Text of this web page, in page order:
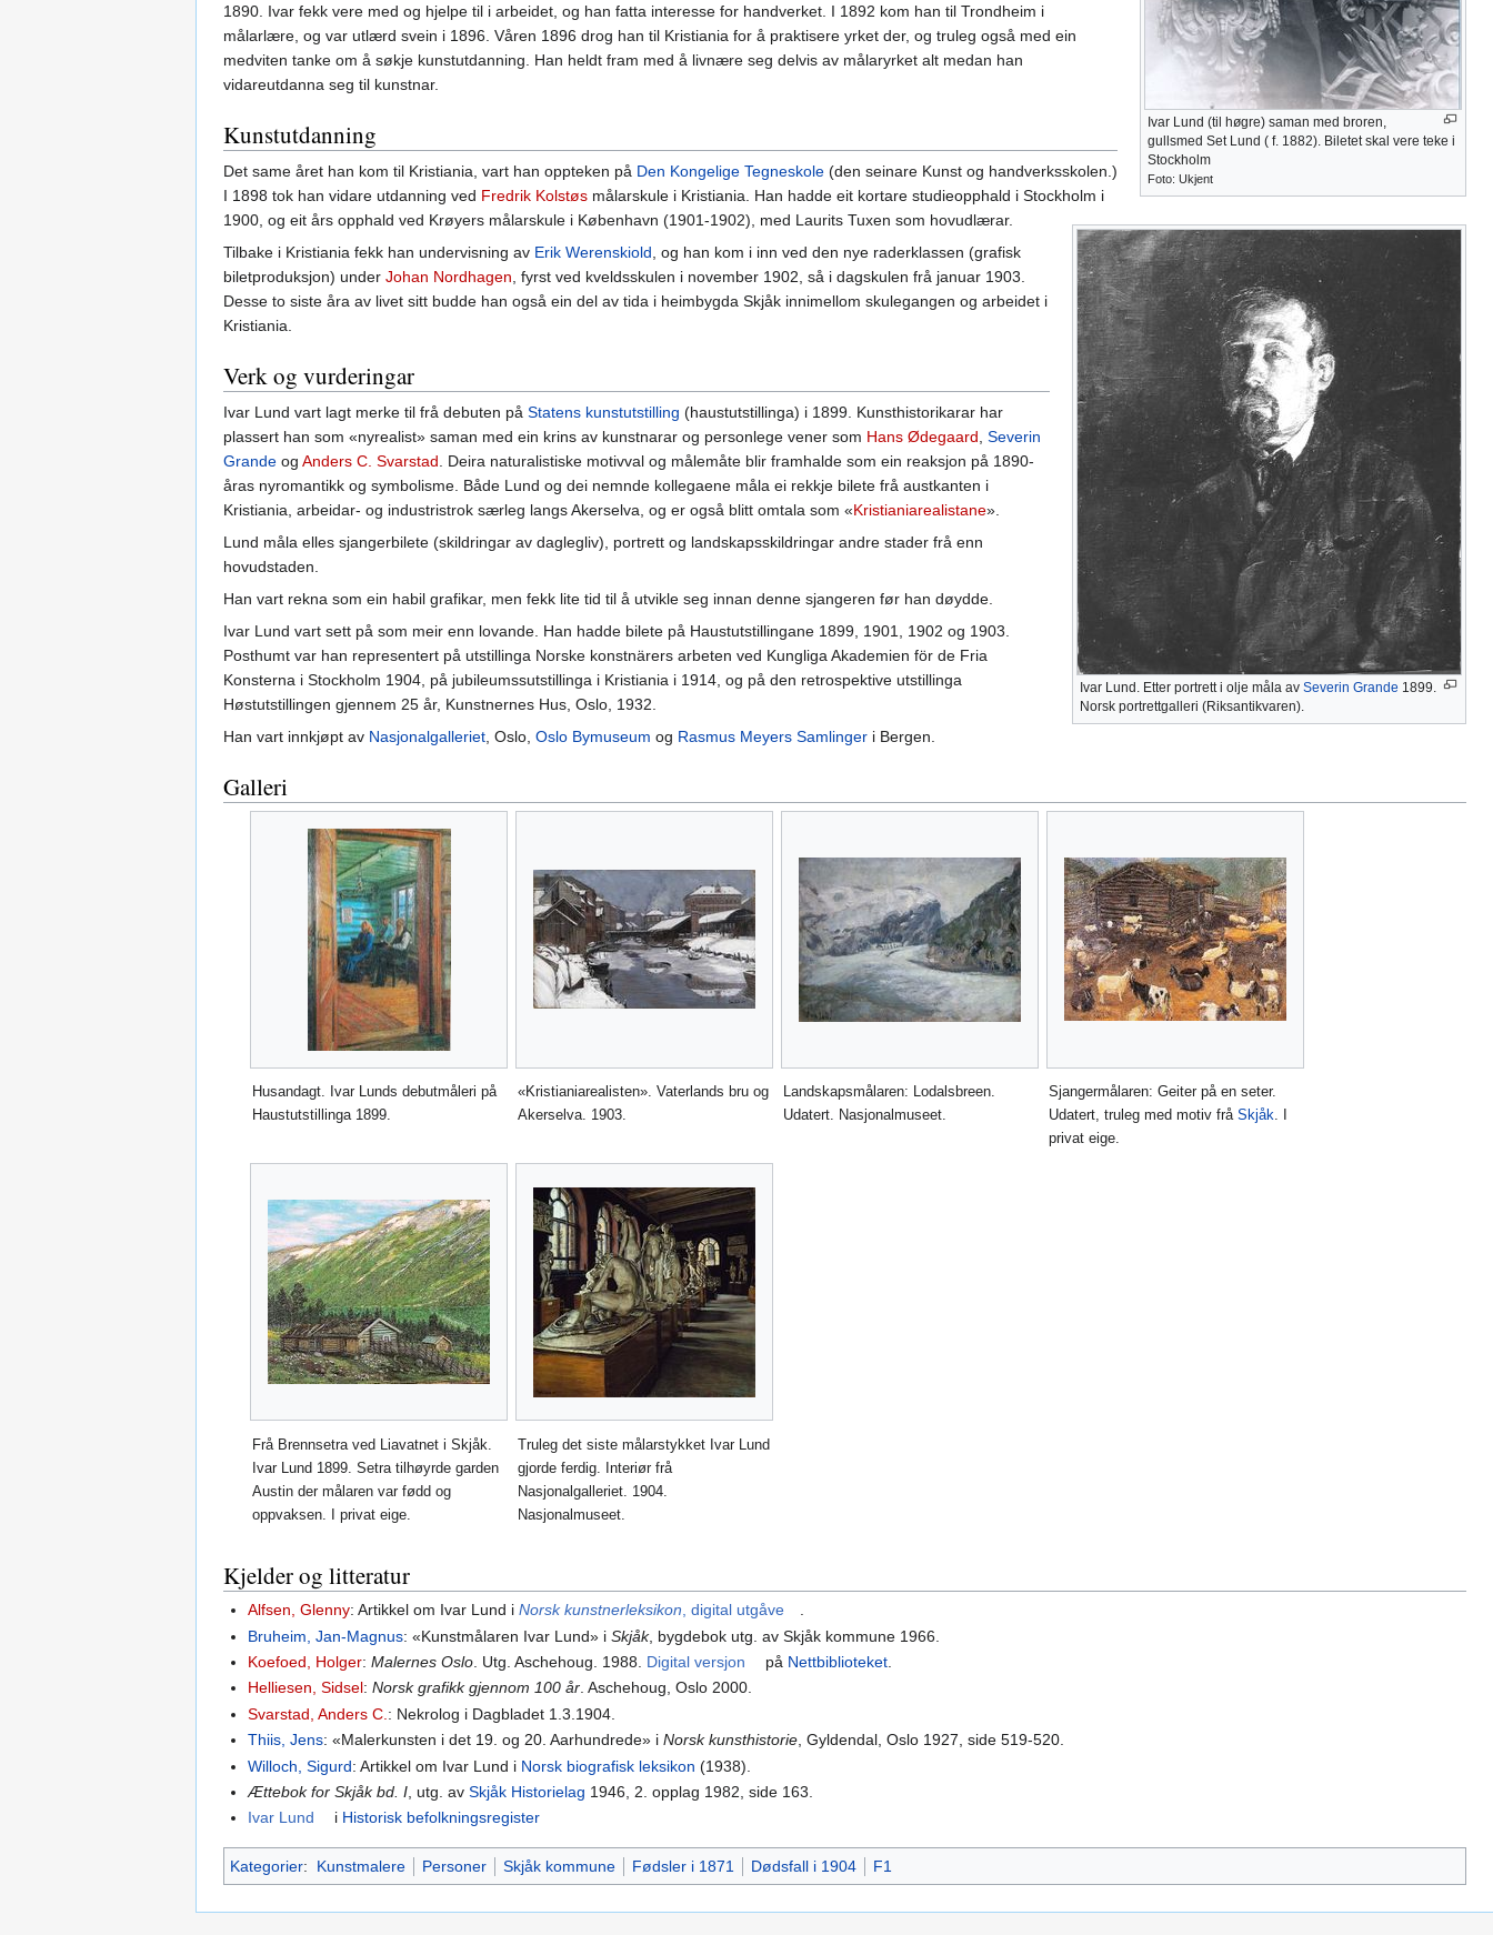
Ivar Lund (til høgre) saman med broren,
gullsmed Set Lund ( f. 1882). Biletet skal vere teke i
Stockholm
Foto: Ukjent
Ivar Lund. Etter portrett i olje måla av Severin Grande 1899.
Norsk portrettgalleri (Riksantikvaren).
1890. Ivar fekk vere med og hjelpe til i arbeidet, og han fatta interesse for handverket. I 1892 kom han til Trondheim i
målarlære, og var utlærd svein i 1896. Våren 1896 drog han til Kristiania for å praktisere yrket der, og truleg også med ein
medviten tanke om å søkje kunstutdanning. Han heldt fram med å livnære seg delvis av målaryrket alt medan han
vidareutdanna seg til kunstnar.
Kunstutdanning
Det same året han kom til Kristiania, vart han oppteken på Den Kongelige Tegneskole (den seinare Kunst og handverksskolen.)
I 1898 tok han vidare utdanning ved Fredrik Kolstøs målarskule i Kristiania. Han hadde eit kortare studieopphald i Stockholm i
1900, og eit års opphald ved Krøyers målarskule i København (1901-1902), med Laurits Tuxen som hovudlærar.
Tilbake i Kristiania fekk han undervisning av Erik Werenskiold , og han kom i inn ved den nye raderklassen (grafisk
biletproduksjon) under Johan Nordhagen , fyrst ved kveldsskulen i november 1902, så i dagskulen frå januar 1903.
Desse to siste åra av livet sitt budde han også ein del av tida i heimbygda Skjåk innimellom skulegangen og arbeidet i
Kristiania.
Verk og vurderingar
Ivar Lund vart lagt merke til frå debuten på Statens kunstutstilling (haustutstillinga) i 1899. Kunsthistorikarar har
plassert han som «nyrealist» saman med ein krins av kunstnarar og personlege vener som Hans Ødegaard Severin
Grande og Anders C. Svarstad . Deira naturalistiske motivval og målemåte blir framhalde som ein reaksjon på 1890-
åras nyromantikk og symbolisme. Både Lund og dei nemnde kollegaene måla ei rekkje bilete frå austkanten i
Kristiania, arbeidar- og industristrok særleg langs Akerselva, og er også blitt omtala som «Kristianiarealistane».
Lund måla elles sjangerbilete (skildringar av daglegliv), portrett og landskapsskildringar andre stader frå enn
hovudstaden.
Han vart rekna som ein habil grafikar, men fekk lite tid til å utvikle seg innan denne sjangeren før han døydde.
Ivar Lund vart sett på som meir enn lovande. Han hadde bilete på Haustutstillingane 1899, 1901, 1902 og 1903.
Posthumt var han representert på utstillinga Norske konstnärers arbeten ved Kungliga Akademien för de Fria
Konsterna i Stockholm 1904, på jubileumssutstillinga i Kristiania i 1914, og på den retrospektive utstillinga
Høstutstillingen gjennem 25 år, Kunstnernes Hus, Oslo, 1932.
Han vart innkjøpt av Nasjonalgalleriet , Oslo, Oslo Bymuseum og Rasmus Meyers Samlinger i Bergen.
Galleri
Husandagt. Ivar Lunds debutmåleri på
Haustutstillinga 1899.
«Kristianiarealisten». Vaterlands bru og
Akerselva. 1903.
Landskapsmålaren: Lodalsbreen.
Udatert. Nasjonalmuseet.
Sjangermålaren: Geiter på en seter.
Udatert, truleg med motiv fråSkjåk. I
privat eige.
Frå Brennsetra ved Liavatnet i Skjåk.
Ivar Lund 1899. Setra tilhøyrde garden
Austin der målaren var fødd og
oppvaksen. I privat eige.
Truleg det siste målarstykket Ivar Lund
gjorde ferdig. Interiør frå
Nasjonalgalleriet. 1904.
Nasjonalmuseet.
Kjelder og litteratur
Alfsen, Glenny: Artikkel om Ivar Lund iNorsk kunstnerleksikon, digital utgåve
.
Bruheim, Jan-Magnus: «Kunstmålaren Ivar Lund» iSkjåk, bygdebok utg. av Skjåk kommune 1966.
Koefoed, Holger:Malernes Oslo . Utg. Aschehoug. 1988. Digital versjon på Nettbiblioteket
Helliesen, Sidsel:Norsk grafikk gjennom 100 år. Aschehoug, Oslo 2000.
Svarstad, Anders C. : Nekrolog i Dagbladet 1.3.1904.
Thiis, Jens: «Malerkunsten i det 19. og 20. Aarhundrede» iNorsk kunsthistorie , Gyldendal, Oslo 1927, side 519-520.
Willoch, Sigurd: Artikkel om Ivar Lund i Norsk biografisk leksikon (1938).
Ættebok for Skjåk bd. I , utg. avSkjåk Historielag 1946, 2. opplag 1982, side 163.
Ivar Lund
i Historisk befolkningsregister
Kategorier: Kunstmalere Personer Skjåk kommune Fødsler i 1871 Dødsfall i 1904 F1